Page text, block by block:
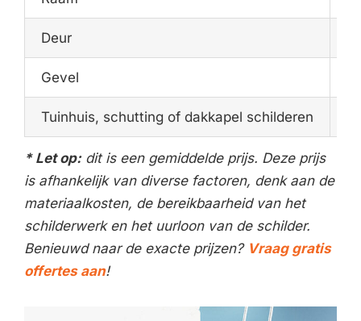
Deur
Gevel
Tuinhuis, schutting of dakkapel schilderen
* Let op:dit is een gemiddelde prijs. Deze prijs
is afhankelijk van diverse factoren, denk aan de
materiaalkosten, de bereikbaarheid van het
schilderwerk en het uurloon van de schilder.
Benieuwd naar de exacte prijzen? Vraag gratis
offertes aan!